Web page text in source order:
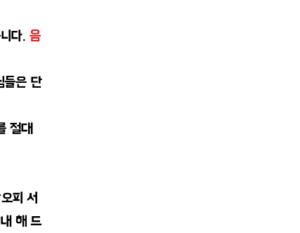
다. 음
들은 단
절대
피 서
해 드